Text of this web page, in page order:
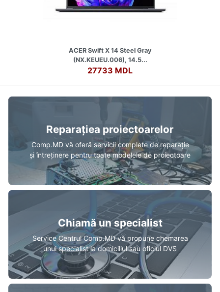
ACER Swift X 14 Steel Gray
(NX.KEUEU.006), 14.5...
27733 MDL
Reparațiea proiectoarelor
Comp.MD vă oferă servicii complete de reparație
și întreținere pentru toate modelele de proiectoare
Chiamă un specialist
Service Centrul Comp.MD vă propune chemarea
unui specialist la domiciliul sau oficiul DVS